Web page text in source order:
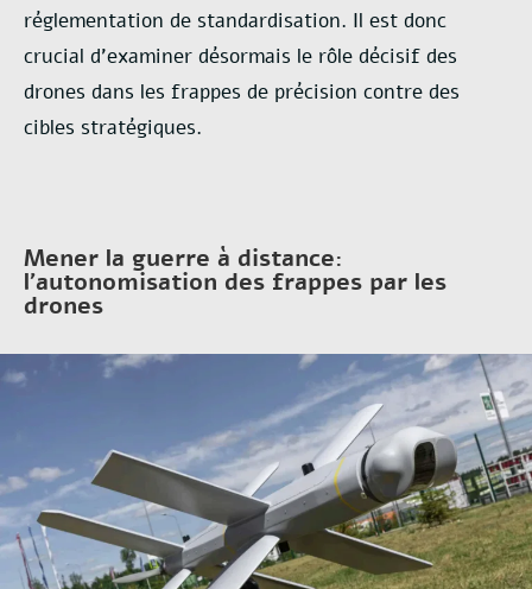
réglementation de standardisation. Il est donc
crucial d’examiner désormais le rôle décisif des
drones dans les frappes de précision contre des
cibles stratégiques.
Mener la guerre à distance:
l’autonomisation des frappes par les
drones